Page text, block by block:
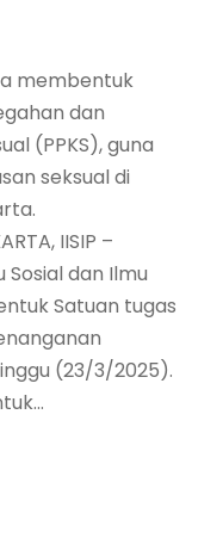
membentuk
dan
(PPKS), guna
seksual di
IISIP –
dan Ilmu
Satuan tugas
(23/3/2025).